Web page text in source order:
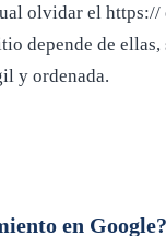
olvidar el
depende de
y ordenada.
en Google?